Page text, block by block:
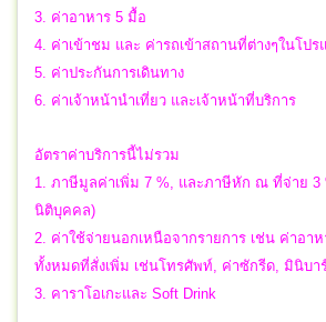
3. ค่าอาหาร 5 มื้อ
4. ค่าเข้าชม และ ค่ารถเข้าสถานที่ต่างๆในโปร
5. ค่าประกันการเดินทาง
6. ค่าเจ้าหน้านำเที่ยว และเจ้าหน้าที่บริการ
อัตราค่าบริการนี้ไม่รวม
1. ภาษีมูลค่าเพิ่ม 7 %, และภาษีหัก ณ ที่จ่าย 3
นิติบุคคล)
2. ค่าใช้จ่ายนอกเหนือจากรายการ เช่น ค่าอาห
ทั้งหมดที่สั่งเพิ่ม เช่นโทรศัพท์, ค่าซักรีด, มินิบา
3. คาราโอเกะและ Soft Drink